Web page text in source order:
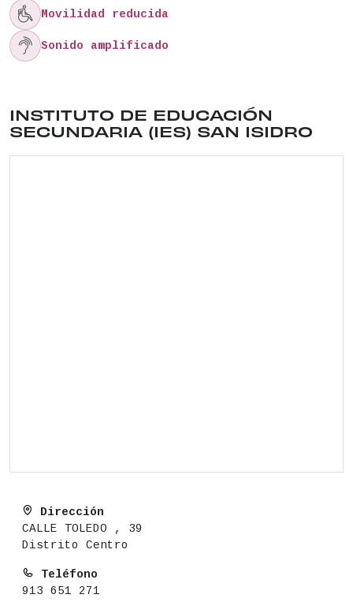
 Movilidad reducida
 Sonido amplificado
INSTITUTO DE EDUCACIÓN
SECUNDARIA (IES) SAN ISIDRO
Ubicación del lugar: CALLE TOLEDO , 39 .
Dirección
CALLE TOLEDO , 39
Distrito Centro
Teléfono
913 651 271